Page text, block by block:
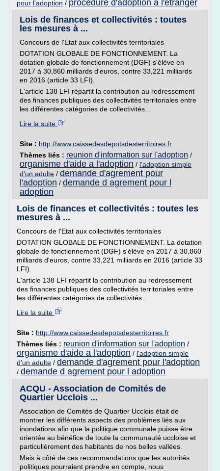
pour l'adoption / procedure d'adoption a l'etranger
Lois de finances et collectivités : toutes
les mesures à ...
Concours de l'Etat aux collectivités territoriales
DOTATION GLOBALE DE FONCTIONNEMENT. La
dotation globale de fonctionnement (DGF) s'élève en
2017 à 30,860 milliards d'euros, contre 33,221 milliards
en 2016 (article 33 LFI).
L'article 138 LFI répartit la contribution au redressement
des finances publiques des collectivités territoriales entre
les différentes catégories de collectivités...
Lire la suite
Site : http://www.caissedesdepotsdesterritoires.fr
Thèmes liés : reunion d'information sur l'adoption /
organisme d'aide a l'adoption / l'adoption simple
d'un adulte / demande d'agrement pour
l'adoption / demande d agrement pour l
adoption
Lois de finances et collectivités : toutes les
mesures à ...
Concours de l'Etat aux collectivités territoriales
DOTATION GLOBALE DE FONCTIONNEMENT. La dotation
globale de fonctionnement (DGF) s'élève en 2017 à 30,860
milliards d'euros, contre 33,221 milliards en 2016 (article 33
LFI).
L'article 138 LFI répartit la contribution au redressement
des finances publiques des collectivités territoriales entre
les différentes catégories de collectivités...
Lire la suite
Site : http://www.caissedesdepotsdesterritoires.fr
Thèmes liés : reunion d'information sur l'adoption /
organisme d'aide a l'adoption / l'adoption simple
d'un adulte / demande d'agrement pour l'adoption
/ demande d agrement pour l adoption
ACQU - Association de Comités de
Quartier Ucclois ...
Association de Comités de Quartier Ucclois était de
montrer les différents aspects des problèmes liés aux
inondations afin que la politique communale puisse être
orientée au bénéfice de toute la communauté uccloise et
particulièrement des habitants de nos belles vallées.
Mais à côté de ces recommandations que les autorités
politiques pourraient prendre en compte, nous